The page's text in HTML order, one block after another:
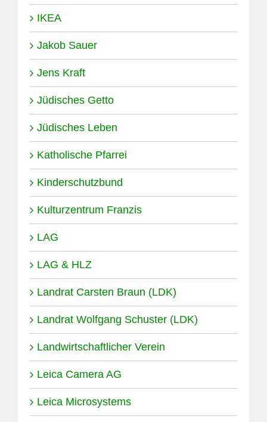
IKEA
Jakob Sauer
Jens Kraft
Jüdisches Getto
Jüdisches Leben
Katholische Pfarrei
Kinderschutzbund
Kulturzentrum Franzis
LAG
LAG & HLZ
Landrat Carsten Braun (LDK)
Landrat Wolfgang Schuster (LDK)
Landwirtschaftlicher Verein
Leica Camera AG
Leica Microsystems